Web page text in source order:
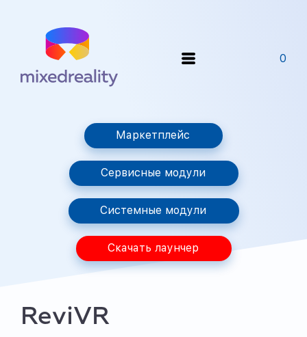
0
Маркетплейс
Сервисные модули
Системные модули
Скачать лаунчер
ReviVR